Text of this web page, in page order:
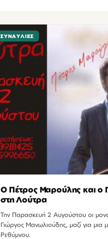
ΣΥΝΑΥΛΊΕΣ
Ο Πέτρος Μαρούλης και ο
στη Λούτρα
Την Παρασκευή 2 Αυγούστου οι
Γιώργος Μανωλιούδης, μαζί για
Ρεθύμνου.